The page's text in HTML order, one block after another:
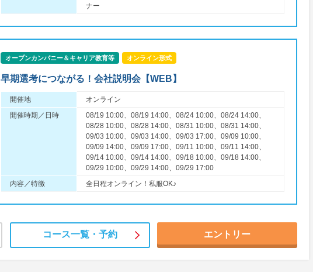
ナー
オープンカンパニー＆キャリア教育等 オンライン形式
早期選考につながる！会社説明会【WEB】
開催地
オンライン
開催時期／日時
08/19 10:00、08/19 14:00、08/24 10:00、08/24 14:00、
08/28 10:00、08/28 14:00、08/31 10:00、08/31 14:00、
09/03 10:00、09/03 14:00、09/03 17:00、09/09 10:00、
09/09 14:00、09/09 17:00、09/11 10:00、09/11 14:00、
09/14 10:00、09/14 14:00、09/18 10:00、09/18 14:00、
09/29 10:00、09/29 14:00、09/29 17:00
内容／特徴
全日程オンライン！私服OK♪
コース一覧・ 予約 エントリー